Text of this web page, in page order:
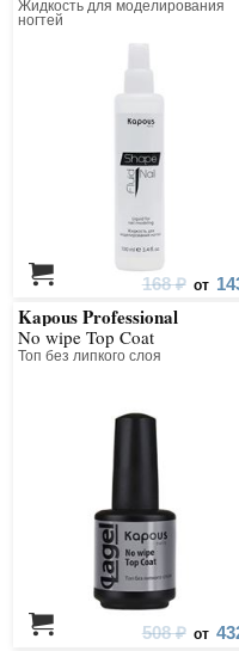
Жидкость для моделирования
ногтей
168 ₽ от
Kapous Professional
No wipe Top Coat
Топ без липкого слоя
508 ₽ от